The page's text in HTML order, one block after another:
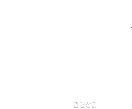
관련상품